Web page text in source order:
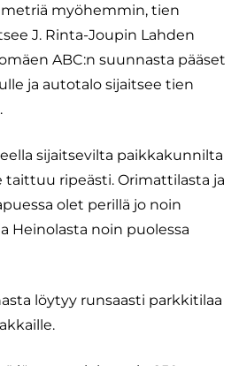
myöhemmin, tien
J. Rinta-Joupin Lahden
ABC:n suunnasta pääset
ja autotalo sijaitsee tien
sijaitsevilta paikkakunnilta
ripeästi. Orimattilasta ja
olet perillä jo noin
Heinolasta noin puolessa
löytyy runsaasti parkkitilaa